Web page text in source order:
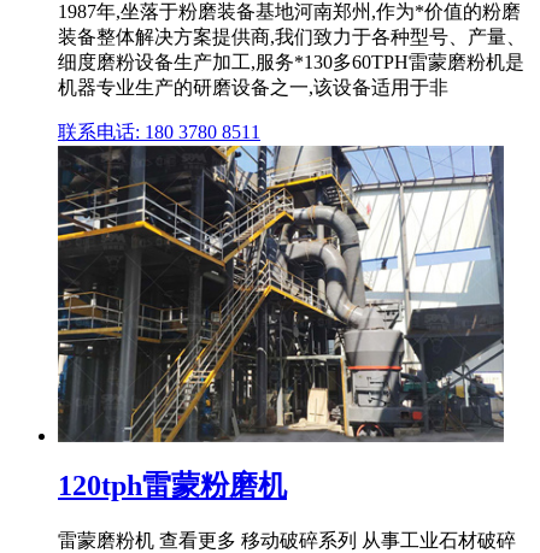
1987年,坐落于粉磨装备基地河南郑州,作为*价值的粉磨
装备整体解决方案提供商,我们致力于各种型号、产量、
细度磨粉设备生产加工,服务*130多60TPH雷蒙磨粉机是
机器专业生产的研磨设备之一,该设备适用于非
联系电话: 180 3780 8511
120tph雷蒙粉磨机
雷蒙磨粉机 查看更多 移动破碎系列 从事工业石材破碎